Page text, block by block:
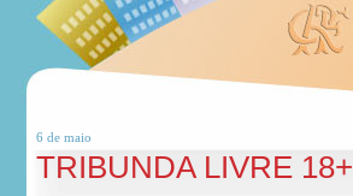
6 de maio
TRIBUNDA LIVRE 18+